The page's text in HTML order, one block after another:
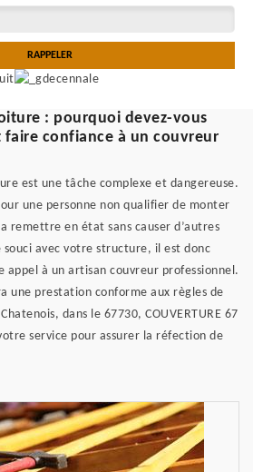
: pourquoi devez-vous
confiance à un couvreur
est une tâche complexe et dangereuse.
une personne non qualifier de monter
remettre en état sans causer d’autres
souci avec votre structure, il est donc
appel à un artisan couvreur professionnel.
une prestation conforme aux règles de
dans le 67730, COUVERTURE 67
service pour assurer la réfection de